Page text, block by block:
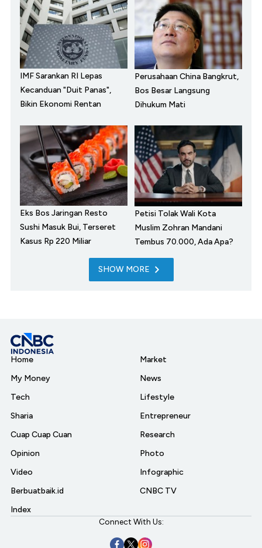
IMF Sarankan RI Lepas
Kecanduan "Duit Panas",
Bikin Ekonomi Rentan
Perusahaan China Bangkrut,
Bos Besar Langsung
Dihukum Mati
Eks Bos Jaringan Resto
Sushi Masuk Bui, Terseret
Kasus Rp 220 Miliar
Petisi Tolak Wali Kota
Muslim Zohran Mandani
Tembus 70.000, Ada Apa?
SHOW MORE
Home
My Money
Tech
Sharia
Cuap Cuap Cuan
Opinion
Video
Berbuatbaik.id
Index
Market
News
Lifestyle
Entrepreneur
Research
Photo
Infographic
CNBC TV
Connect With Us: